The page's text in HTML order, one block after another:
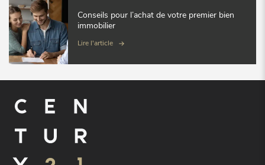
Conseils pour l’achat de votre premier bien
immobilier
Lire l'article